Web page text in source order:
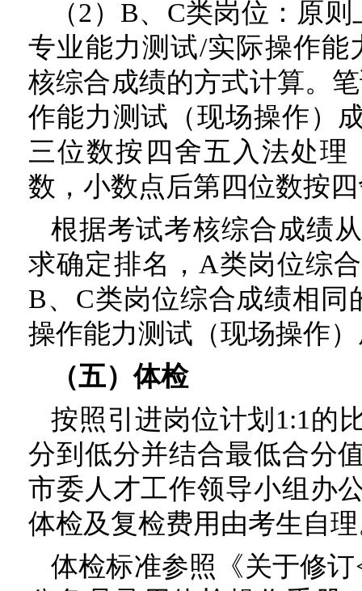
（2）B、C类岗位：原
专业能力测试/实际操作能
核综合成绩的方式计算。
作能力测试（现场操作）
三位数按四舍五入法处
数，小数点后第四位数按
根据考试考核综合成绩
求确定排名，A类岗位综
B、C类岗位综合成绩相
操作能力测试（现场操作
（五）体检
按照引进岗位计划1:1的
分到低分并结合最低合分
市委人才工作领导小组办
体检及复检费用由考生自
体检标准参照《关于修